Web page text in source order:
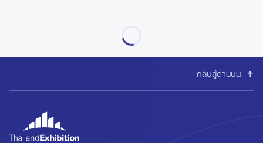
กลับสู่ด้านบน